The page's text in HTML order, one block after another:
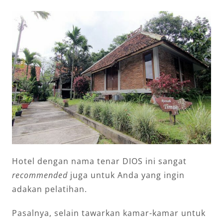
Hotel dengan nama tenar DIOS ini sangat
recommendedjuga untuk Anda yang ingin
adakan pelatihan.
Pasalnya, selain tawarkan kamar-kamar untuk